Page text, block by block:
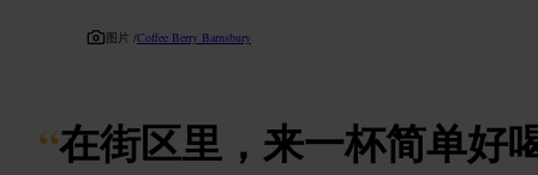
图片 /Coffee Berry Barnsbury
“在街区里，来一杯简单好